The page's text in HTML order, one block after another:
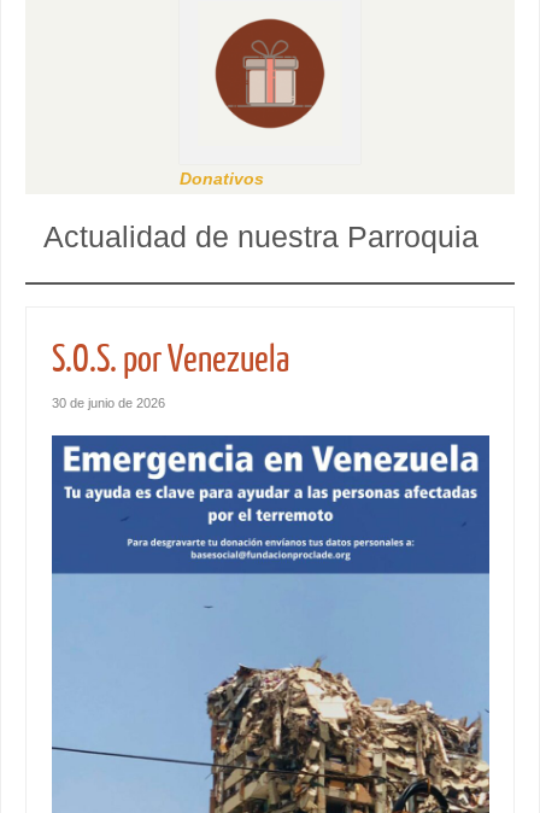
Donativos
Actualidad de nuestra Parroquia
S.O.S. por Venezuela
30 de junio de 2026